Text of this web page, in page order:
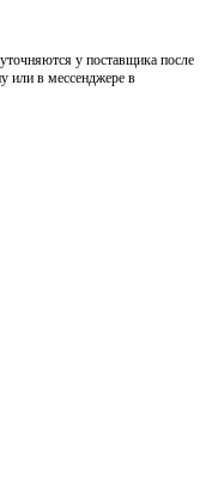
у поставщика после
или в мессенджере в